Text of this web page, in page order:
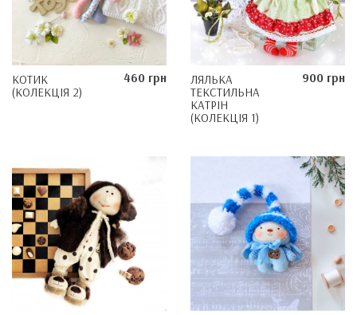
КОТИК
(КОЛЕКЦІЯ 2)
460 грн
ЛЯЛЬКА
ТЕКСТИЛЬНА
КАТРІН
(КОЛЕКЦІЯ 1)
900 грн